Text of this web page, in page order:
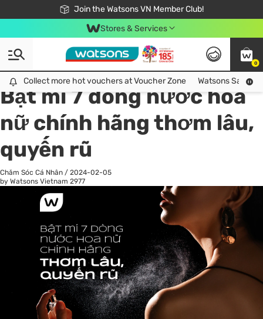
Join the Watsons VN Member Club!
Free Shipping For Order From 249,000Đ
24h Fast delivery in Hồ Chí Minh City
Stores & Services
0
Collect more hot vouchers at Voucher Zone
Collect more hot vouchers at Voucher Zone Watsons Safety
All
Chăm Sóc Cá Nhân
Bật mí 7 dòng nước hoa
nữ chính hãng thơm lâu,
quyến rũ
Chăm Sóc Cá Nhân / 2024-02-05
by Watsons Vietnam 2977